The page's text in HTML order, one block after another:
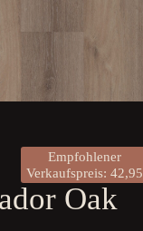
Empfohlener
Verkaufspreis: 42,95
Oak